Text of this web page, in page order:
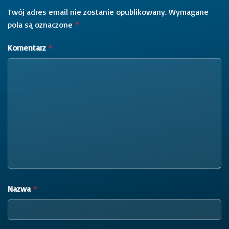
Twój adres email nie zostanie opublikowany. Wymagane
pola są oznaczone *
Komentarz *
Nazwa *